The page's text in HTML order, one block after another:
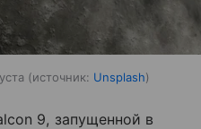
источник: Unsplash
9, запущенной в